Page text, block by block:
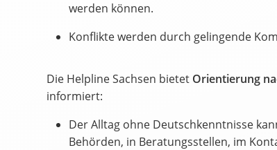
werden können.
Konflikte werden durch gelingende
Die Helpline Sachsen bietet Orientierung
informiert:
Der Alltag ohne Deutschkenntnisse
Behörden, in Beratungsstellen, im